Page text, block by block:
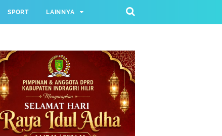
SPORT LAINNYA